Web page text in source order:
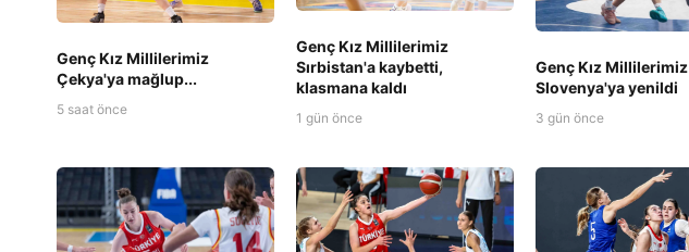
Genç Kız Millilerimiz
Çekya'ya mağlup...
5 saat önce
Genç Kız Millilerimiz
Sırbistan'a kaybetti,
klasmana kaldı
1 gün önce
Genç Kız Millilerimiz
Slovenya'ya yenildi
3 gün önce